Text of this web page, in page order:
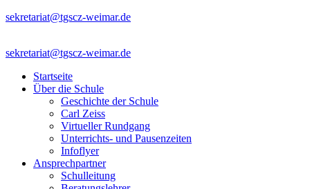
sekretariat@tgscz-weimar.de
sekretariat@tgscz-weimar.de
Startseite
Über die Schule
Geschichte der Schule
Carl Zeiss
Virtueller Rundgang
Unterrichts- und Pausenzeiten
Infoflyer
Ansprechpartner
Schulleitung